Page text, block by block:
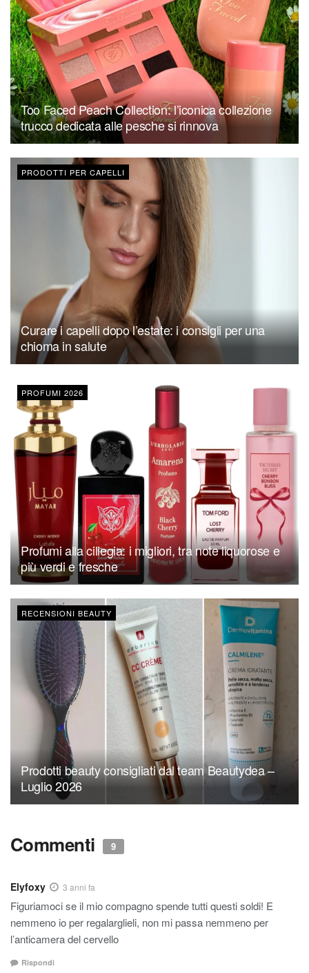
Too Faced Peach Collection: l’iconica collezione
trucco dedicata alle pesche si rinnova
PRODOTTI PER CAPELLI
Curare i capelli dopo l’estate: i consigli per una
chioma in salute
PROFUMI 2026
Profumi alla ciliegia: i migliori, tra note liquorose e
più verdi e fresche
RECENSIONI BEAUTY
Prodotti beauty consigliati dal team Beautydea –
Luglio 2026
Commenti 9
Elyfoxy 3 anni fa
Figuriamoci se il mio compagno spende tutti questi soldi! E
nemmeno io per regalarglieli, non mi passa nemmeno per
l’anticamera del cervello
Rispondi